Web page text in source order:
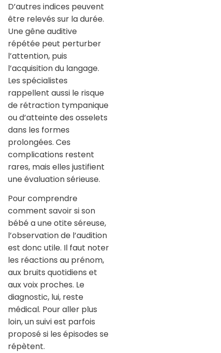
D’autres indices peuvent
être relevés sur la durée.
Une gêne auditive
répétée peut perturber
l’attention, puis
l’acquisition du langage.
Les spécialistes
rappellent aussi le risque
de rétraction tympanique
ou d’atteinte des osselets
dans les formes
prolongées. Ces
complications restent
rares, mais elles justifient
une évaluation sérieuse.
Pour comprendre
comment savoir si son
bébé a une otite séreuse,
l’observation de l’audition
est donc utile. Il faut noter
les réactions au prénom,
aux bruits quotidiens et
aux voix proches. Le
diagnostic, lui, reste
médical. Pour aller plus
loin, un suivi est parfois
proposé si les épisodes se
répètent.